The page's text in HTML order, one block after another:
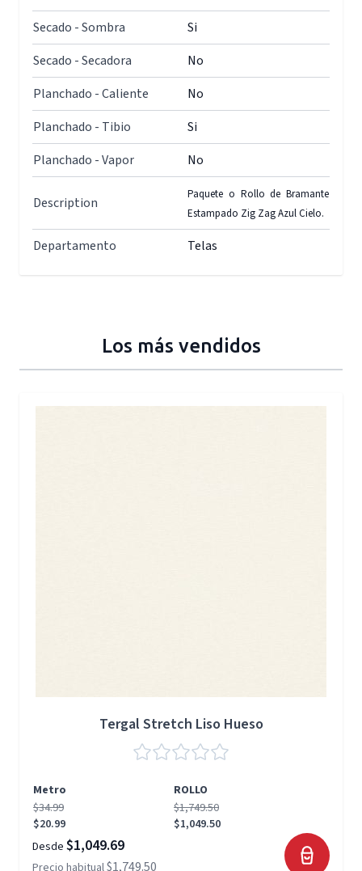
Secado - Sombra
Si
Secado - Secadora
No
Planchado - Caliente
No
Planchado - Tibio
Si
Planchado - Vapor
No
Description
Paquete o Rollo de Bramante
Estampado Zig Zag Azul Cielo.
Departamento Telas
Los más vendidos
Tergal Stretch Liso Hueso
Metro
ROLLO
$34.99
$20.99
$1,749.50
$1,049.50
Desde $1,049.69
Precio habitual$1,749.50